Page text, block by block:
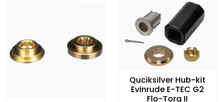
Quciksilver Hub-kit
Evinrude E-TEC G2
Flo-Torq II